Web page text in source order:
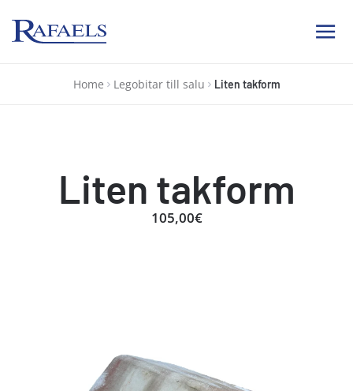
Ab Rafael
Home Legobitar till salu Liten takform
Liten takform
105,00€